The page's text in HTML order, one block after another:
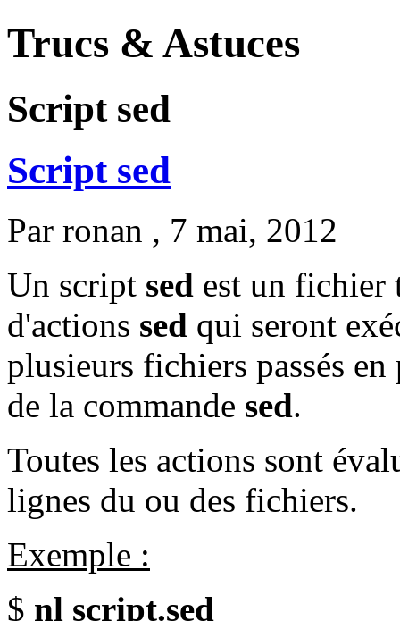
Trucs & Astuces
Script sed
Script sed
Par ronan , 7 mai, 2012
Un script sed est un fichier
d'actions sed qui seront
plusieurs fichiers passés
de la commande sed.
Toutes les actions sont
lignes du ou des fichiers.
Exemple :
$ nl script.sed